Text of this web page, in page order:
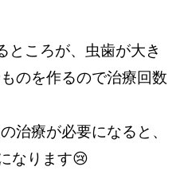
ところが、虫歯が大き
のを作るので治療回数
治療が必要になると、
なります😢